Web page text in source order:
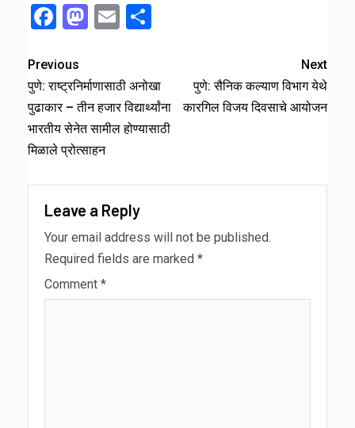
Facebook
Mastodon
Email
Previous
पुणे: राष्ट्रनिर्माणासाठी अनोखा
पुढाकार – तीन हजार विद्यार्थ्यांना
भारतीय सेनेत सामील होण्यासाठी
मिळाले प्रोत्साहन
Next
पुणे: सैनिक कल्याण विभाग येथे
कारगिल विजय दिवसाचे आयोजन
Leave a Reply
Your email address will not be published.
Required fields are marked *
Comment *